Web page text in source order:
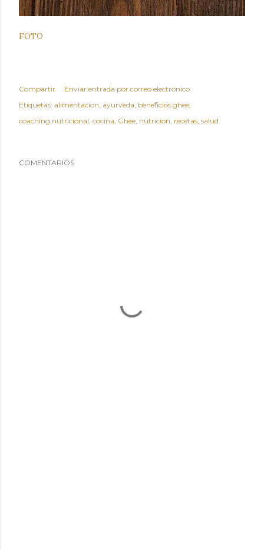
FOTO
Compartir
Enviar entrada por correo electrónico
Etiquetas: alimentacion ayurveda beneficios ghee
coaching nutricional cocina Ghee nutricion recetas salud
COMENTARIOS